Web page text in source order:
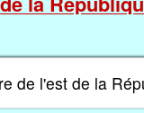
de l'est de la